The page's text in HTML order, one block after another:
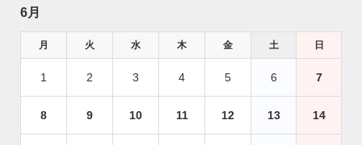
6月
月 火 水 木 金 土 日
1 2 3 4 5 6 7
8 9 10 11 12 13 14